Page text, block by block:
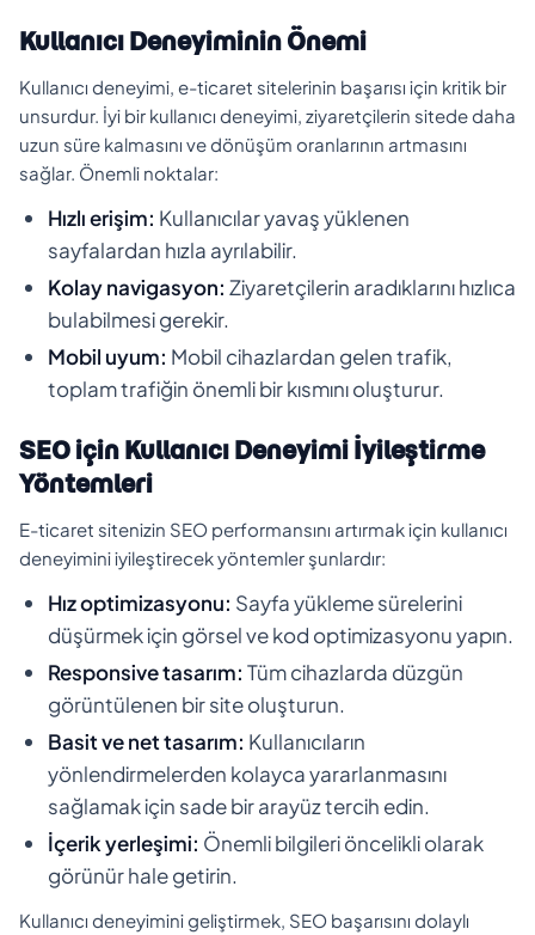
Kullanıcı Deneyiminin Önemi
Kullanıcı deneyimi, e-ticaret sitelerinin başarısı için kritik bir
unsurdur. İyi bir kullanıcı deneyimi, ziyaretçilerin sitede daha
uzun süre kalmasını ve dönüşüm oranlarının artmasını
sağlar. Önemli noktalar:
Hızlı erişim: Kullanıcılar yavaş yüklenen
sayfalardan hızla ayrılabilir.
Kolay navigasyon: Ziyaretçilerin aradıklarını hızlıca
bulabilmesi gerekir.
Mobil uyum: Mobil cihazlardan gelen trafik,
toplam trafiğin önemli bir kısmını oluşturur.
SEO için Kullanıcı Deneyimi İyileştirme
Yöntemleri
E-ticaret sitenizin SEO performansını artırmak için kullanıcı
deneyimini iyileştirecek yöntemler şunlardır:
Hız optimizasyonu: Sayfa yükleme sürelerini
düşürmek için görsel ve kod optimizasyonu yapın.
Responsive tasarım: Tüm cihazlarda düzgün
görüntülenen bir site oluşturun.
Basit ve net tasarım: Kullanıcıların
yönlendirmelerden kolayca yararlanmasını
sağlamak için sade bir arayüz tercih edin.
İçerik yerleşimi: Önemli bilgileri öncelikli olarak
görünür hale getirin.
Kullanıcı deneyimini geliştirmek, SEO başarısını dolaylı